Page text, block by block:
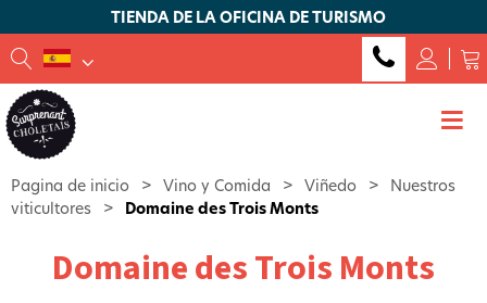
TIENDA DE LA OFICINA DE TURISMO
Pagina de inicio > Vino y Comida > Viñedo >
Nuestros
viticultores
> Domaine des Trois Monts
Domaine des Trois Monts